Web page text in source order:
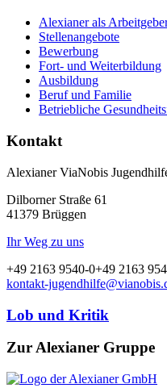
Alexianer als
Stellenangebote
Bewerbung
Fort- und Weiterbildung
Ausbildung
Beruf und Familie
Betriebliche
Kontakt
Alexianer ViaNobis
Dilborner Straße 61
41379 Brüggen
Ihr Weg zu uns
+49 2163 9540-0+49 2163
kontakt-
Lob und Kritik
Zur Alexianer Gruppe